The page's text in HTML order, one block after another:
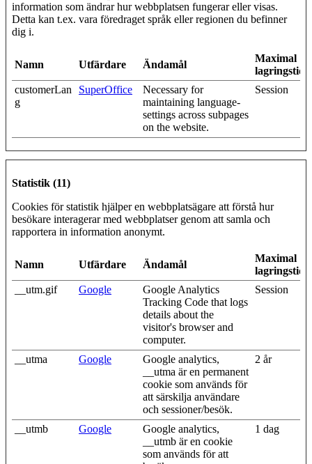
information som ändrar hur webbplatsen fungerar eller visas.
Detta kan t.ex. vara föredraget språk eller regionen du befinner
dig i.
Namn Utfärdare Ändamål
Maximal
lagringstid
customerLan
g
SuperOffice
Necessary for
maintaining language-
settings across subpages
on the website.
Session
Statistik (11)
Cookies för statistik hjälper en webbplatsägare att förstå hur
besökare interagerar med webbplatser genom att samla och
rapportera in information anonymt.
Namn Utfärdare Ändamål
Maximal
lagringstid
__utm.gif
Google
Google Analytics
Tracking Code that logs
details about the
visitor's browser and
computer.
Session
__utma Google
Google analytics,
__utma är en permanent
cookie som används för
att särskilja användare
och sessioner/besök.
2 år
__utmb Google
Google analytics,
__utmb är en cookie
som används för att
1 dag